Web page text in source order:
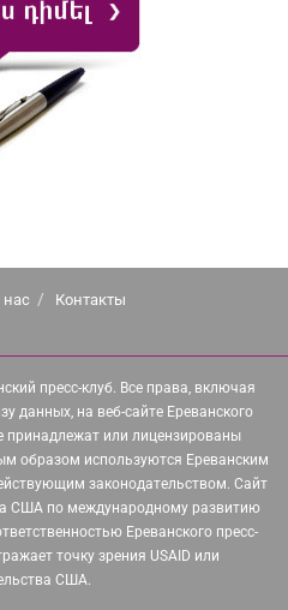
Контакты
пресс-клуб. Все права, включая
данных, на веб-сайте Ереванского
принадлежат или лицензированы
образом используются Ереванским
законодательством. Сайт
США по международному развитию
Ереванского пресс-
точку зрения USAID или
США.